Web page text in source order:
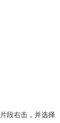
段右击，并选择